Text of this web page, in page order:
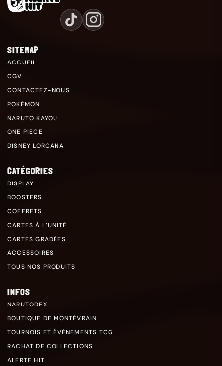
SITEMAP
ACCUEIL
CGV
CONTACTEZ-NOUS
POKÉMON
NARUTO KAYOU
ONE PIECE
DISNEY LORCANA
CATÉGORIES
DISPLAY
BOOSTERS
COFFRETS
CARTES À L’UNITÉ
CARTES GRADÉES
ACCESSOIRES
TOUS NOS PRODUITS
INFOS
NARUTODEX
BOUTIQUE DE MONTÉVRAIN
TOURNOIS ET ÉVÉNEMENTS TCG
RACHAT DE COLLECTIONS
ALERTE HIT